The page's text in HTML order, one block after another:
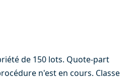
de 150 lots. Quote-part
n'est en cours. Classe